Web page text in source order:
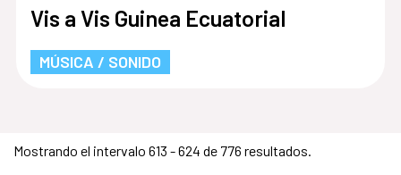
Vis a Vis Guinea Ecuatorial
MÚSICA / SONIDO
Mostrando el intervalo 613 - 624 de 776 resultados.